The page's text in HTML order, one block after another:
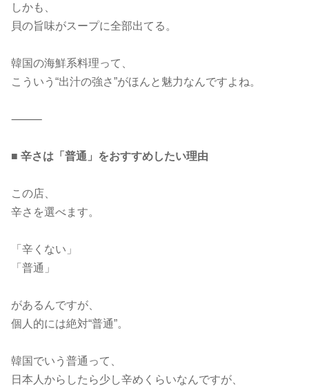
しかも、
貝の旨味がスープに全部出てる。
韓国の海鮮系料理って、
こういう“出汁の強さ”がほんと魅力なんですよね。
⸻
■ 辛さは「普通」をおすすめしたい理由
この店、
辛さを選べます。
「辛くない」
「普通」
があるんですが、
個人的には絶対“普通”。
韓国でいう普通って、
日本人からしたら少し辛めくらいなんですが、